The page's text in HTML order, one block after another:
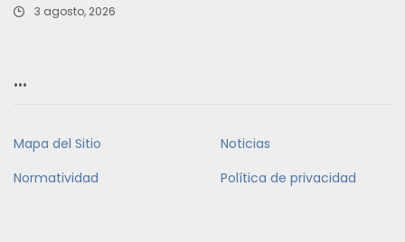
3 agosto, 2026
…
Mapa del Sitio
Noticias
Normatividad
Política de privacidad